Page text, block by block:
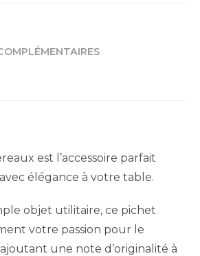
est l’accessoire parfait
élégance à votre table.
objet utilitaire, ce pichet
votre passion pour le
une note d’originalité à